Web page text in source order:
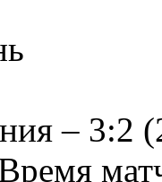
– 3:2